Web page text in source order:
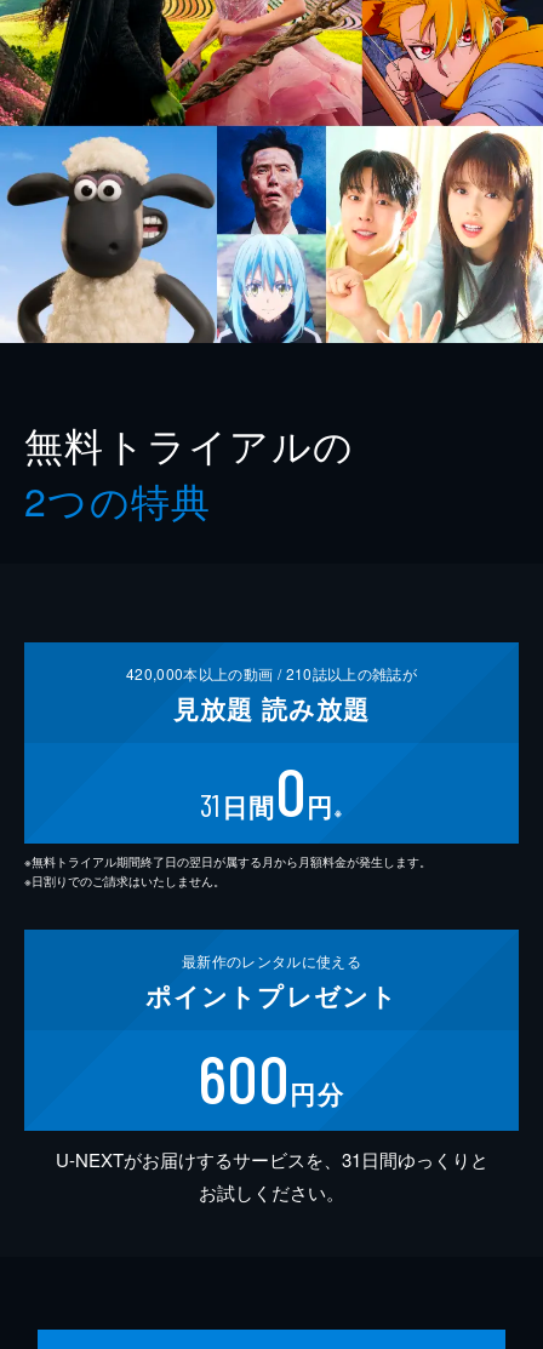
無料トライアルの
2つの特典
420,000本以上の動画 /210誌以上の雑誌が
見放題 読み放題
31 日間0円 ※
※無料トライアル期間終了日の翌日が属する月から月額料金が発生します。
※日割りでのご請求はいたしません。
最新作のレンタルに使える
ポイント プレゼント
600円分
U-NEXTがお届けするサービスを、31日間ゆっくりと
お試しください。